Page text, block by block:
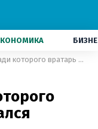
Назван клуб, ради которого вратарь Рудько пытался сбежать из Украины